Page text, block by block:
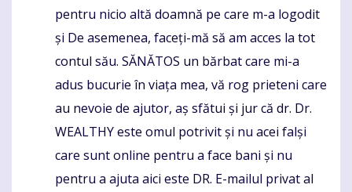
pentru nicio altă doamnă pe care m-a logodit
și De asemenea, faceți-mă să am acces la tot
contul său. SĂNĂTOS un bărbat care mi-a
adus bucurie în viața mea, vă rog prieteni care
au nevoie de ajutor, aș sfătui și jur că dr. Dr.
WEALTHY este omul potrivit și nu acei falși
care sunt online pentru a face bani și nu
pentru a ajuta aici este DR. E-mailul privat al